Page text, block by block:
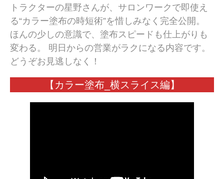
トラクターの星野さんが、サロンワークで即使え
る“カラー塗布の時短術”を惜しみなく完全公開。
ほんの少しの意識で、塗布スピードも仕上がりも
変わる。 明日からの営業がラクになる内容です。
どうぞお見逃しなく！
【カラー塗布_横スライス編】